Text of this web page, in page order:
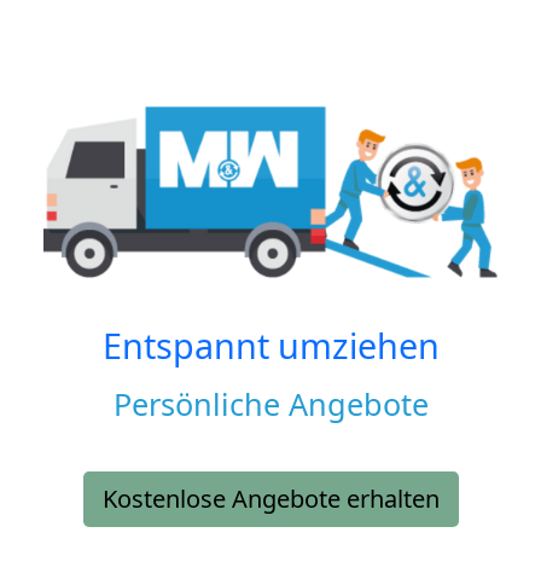
Entspannt umziehen
Persönliche Angebote
Kostenlose Angebote erhalten